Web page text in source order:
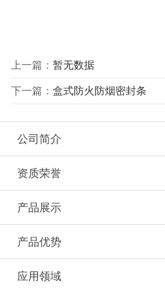
上一篇： 暂无数据
下一篇： 盒式防火防烟密封条
公司简介
资质荣誉
产品展示
产品优势
应用领域